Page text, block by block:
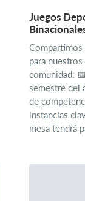
Juegos
para
comunidad:
semestre del
de
instancias
mesa tendrá